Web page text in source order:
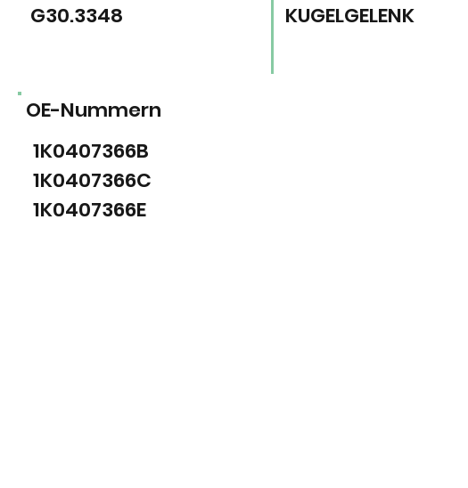
KUGELGELENK
G30.3348
OE-Nummern
1K0407366B
1K0407366C
1K0407366E